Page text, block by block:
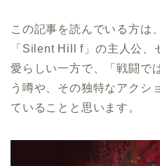
この記事を読んでいる方は
「Silent Hill f」の主人公、
愛らしい一方で、「戦闘で
う噂や、その独特なアクシ
ていることと思います。